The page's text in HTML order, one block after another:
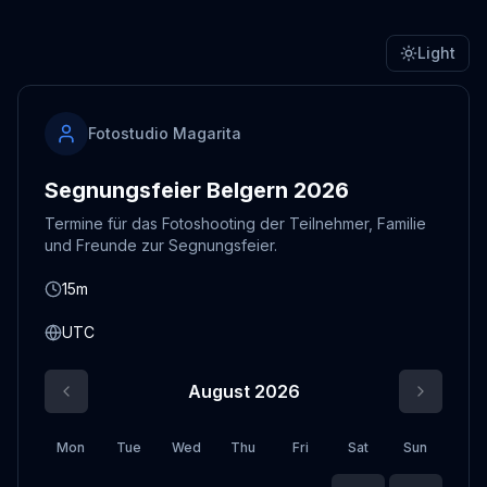
Light
Fotostudio Magarita
Segnungsfeier Belgern 2026
Termine für das Fotoshooting der Teilnehmer, Familie
und Freunde zur Segnungsfeier.
15m
UTC
August 2026
Mon Tue Wed Thu Fri Sat Sun